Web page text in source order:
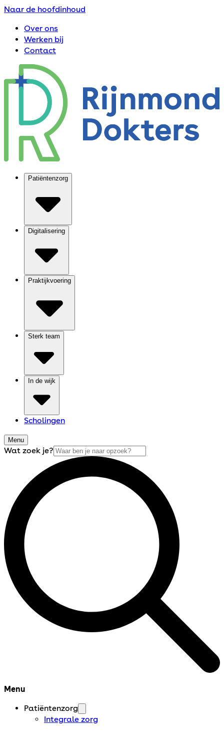
Naar de hoofdinhoud
Over ons
Werken bij
Contact
Patiëntenzorg
Digitalisering
Praktijkvoering
Sterk team
In de wijk
Scholingen
Menu
Wat zoek je?
Menu
Patiëntenzorg
Integrale zorg